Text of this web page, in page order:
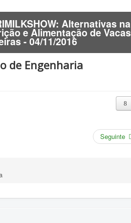
Alternativas na
e Alimentação de Vacas
- 04/11/2016
de Engenharia
Seguinte